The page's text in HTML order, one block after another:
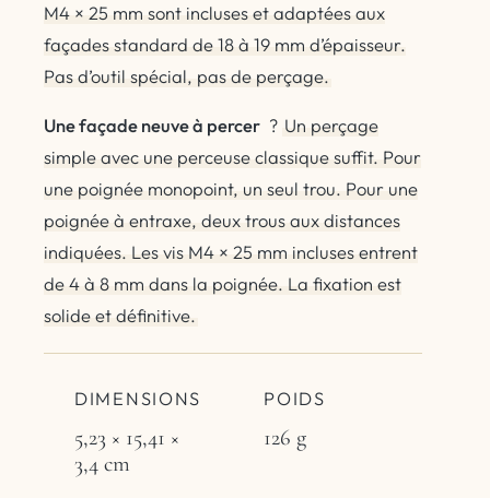
M4 × 25 mm sont incluses et adaptées aux
façades standard de 18 à 19 mm d’épaisseur.
Pas d’outil spécial, pas de perçage.
Une façade neuve à percer ? Un perçage
simple avec une perceuse classique suffit. Pour
une poignée monopoint, un seul trou. Pour une
poignée à entraxe, deux trous aux distances
indiquées. Les vis M4 × 25 mm incluses entrent
de 4 à 8 mm dans la poignée. La fixation est
solide et définitive.
DIMENSIONS
5,23 × 15,41 ×
3,4 cm
POIDS
126 g